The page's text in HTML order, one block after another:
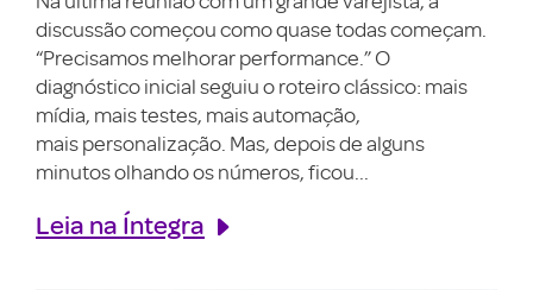
discussão começou como quase todas começam.
“Precisamos melhorar performance.” O
diagnóstico inicial seguiu o roteiro clássico: mais
mídia, mais testes, mais automação,
mais personalização. Mas, depois de alguns
minutos olhando os números, ficou...
Leia na Íntegra